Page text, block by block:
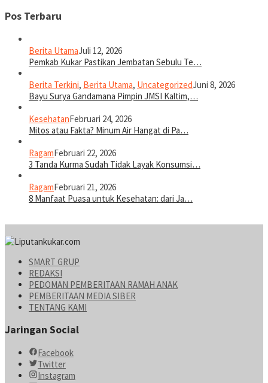
Pos Terbaru
Berita UtamaJuli 12, 2026
Pemkab Kukar Pastikan Jembatan Sebulu Te…
Berita Terkini, Berita Utama, UncategorizedJuni 8, 2026
Bayu Surya Gandamana Pimpin JMSI Kaltim,…
KesehatanFebruari 24, 2026
Mitos atau Fakta? Minum Air Hangat di Pa…
RagamFebruari 22, 2026
3 Tanda Kurma Sudah Tidak Layak Konsumsi…
RagamFebruari 21, 2026
8 Manfaat Puasa untuk Kesehatan: dari Ja…
SMART GRUP
REDAKSI
PEDOMAN PEMBERITAAN RAMAH ANAK
PEMBERITAAN MEDIA SIBER
TENTANG KAMI
Jaringan Social
Facebook
Twitter
Instagram